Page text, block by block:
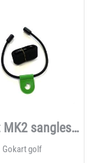
Gokart MK2 sangles de fond de sac
Gokart golf